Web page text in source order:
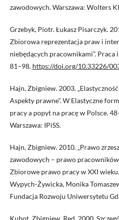
zawodowych. Warszawa: Wolters
Grzebyk, Piotr. Łukasz Pisarczyk.
Zbiorowa reprezentacja praw i
niebędących pracownikami”. Praca
81–98. https://doi.org/10.33226/
Hajn, Zbigniew. 2003.
Aspekty prawne”. W Elastyczne
pracy a popyt na pracę w Polsce.
Warszawa: IPiSS.
Hajn, Zbigniew. 2010. „Prawo
zawodowych – prawo
Zbiorowe prawo pracy w XXI
Wypych-Żywicka, Monika
Fundacja Rozwoju Uniwersytetu
Kubot, Zbigniew. Red. 2000.